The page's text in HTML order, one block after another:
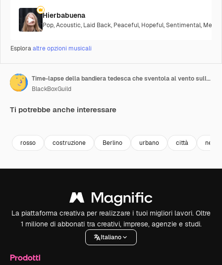
Hierbabuena
Pop,Acoustic, Laid Back, Peaceful, Hopeful,Sentimental,
Esploraaltre opzioni musicali
Time-lapse della bandiera tedesca che sventola al vento sulla cima di un edificio a Berlino
BlackBoxGuild
Ti potrebbe anche interessare
rosso costruzione Berlino urbano città nero
La piattaforma creativa per realizzare i tuoi migliori lavori. Oltre
1 milione di abbonati tra creativi, imprese, agenzie e studi.
Italiano
Prodotti